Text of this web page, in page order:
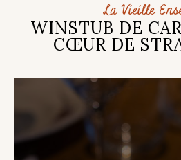
La Vieille
WINSTUB DE
CŒUR DE